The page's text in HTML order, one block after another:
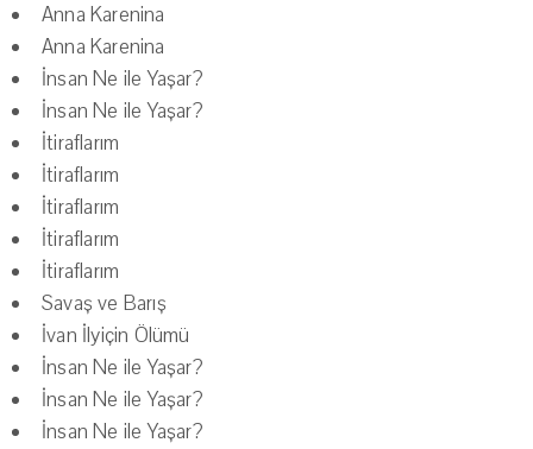
Anna Karenina
Anna Karenina
İnsan Ne ile Yaşar?
İnsan Ne ile Yaşar?
İtiraflarım
İtiraflarım
İtiraflarım
İtiraflarım
İtiraflarım
Savaş ve Barış
İvan İlyiçin Ölümü
İnsan Ne ile Yaşar?
İnsan Ne ile Yaşar?
İnsan Ne ile Yaşar?